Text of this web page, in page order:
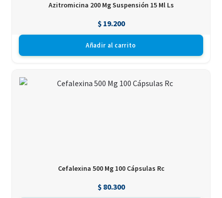
Azitromicina 200 Mg Suspensión 15 Ml Ls
$19.200
Añadir al carrito
Cefalexina 500 Mg 100 Cápsulas Rc
$80.300